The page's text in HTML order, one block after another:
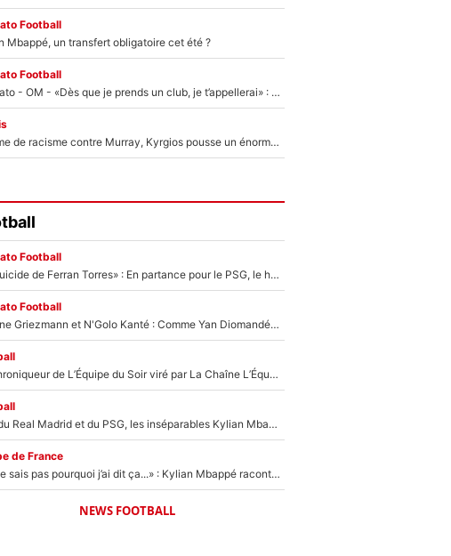
Football
Mbappé, un transfert obligatoire cet été ?
Football
Mercato - OM - «Dès que je prends un club, je t’appellerai» : La promesse de Marcelino au moment de claquer la porte
Victime de racisme contre Murray, Kyrgios pousse un énorme coup de gueule !
Football
«Le suicide de Ferran Torres» : En partance pour le PSG, le héros de la finale de la Coupe du monde s'attire les foudres de la presse espagnole !
Football
Antoine Griezmann et N'Golo Kanté : Comme Yan Diomandé, les deux champions du monde ont refusé de signer au PSG !
Un chroniqueur de L’Équipe du Soir viré par La Chaîne L’Équipe : Même Olivier Ménard n’avait pas pu empêcher son départ, «je l’ai appris sur Twitter, je l’ai vécu assez mal»
Loin du Real Madrid et du PSG, les inséparables Kylian Mbappé et Achraf Hakimi changent d'équipe le temps d'une journée !
de France
«Je ne sais pas pourquoi j’ai dit ça...» : Kylian Mbappé raconte sa première rencontre avec Zinédine Zidane (et c’est très drôle)
NEWS FOOTBALL